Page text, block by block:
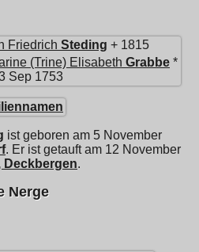
Friedrich Steding + 1815
(Trine) Elisabeth Grabbe *
Sep 1753
ist geboren am 5 November
. Er ist getauft am 12 November
Deckbergen.
Nerge